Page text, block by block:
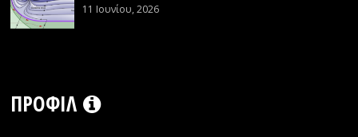
11 Ιουνίου, 2026
ΠΡΟΦΊΛ